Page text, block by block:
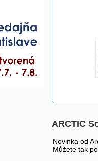
ARCTIC
Novinka od
Můžete tak